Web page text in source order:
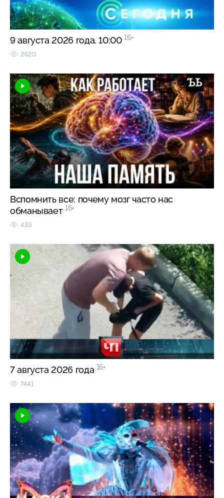
9 августа 2026 года. 10:00 16+
2620
Вспомнить все: почему мозг часто нас
обманывает 16+
433
7 августа 2026 года 16+
7441